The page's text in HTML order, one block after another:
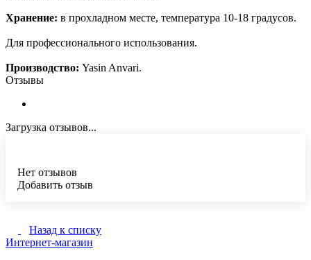
Хранение: в прохладном месте, температура 10-18 градусов.
Для профессионального использования.
Производство: Yasin Anvari.
Отзывы
Загрузка отзывов...
Нет отзывов
Добавить отзыв
Назад к списку
Интернет-магазин